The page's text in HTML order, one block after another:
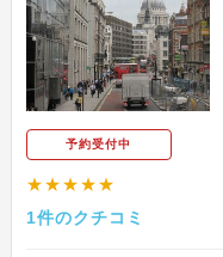
予約受付中
★★★★★
1件のクチコミ